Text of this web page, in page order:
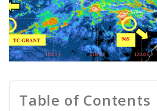
Table of Contents